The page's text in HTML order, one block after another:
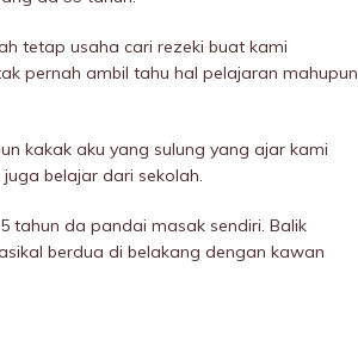
tetap usaha cari rezeki buat kami
pernah ambil tahu hal pelajaran mahupun
kakak aku yang sulung yang ajar kami
belajar dari sekolah.
tahun da pandai masak sendiri. Balik
berdua di belakang dengan kawan